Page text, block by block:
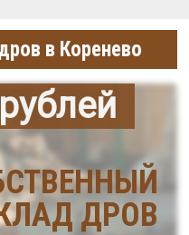
в Коренево
ДРОВ